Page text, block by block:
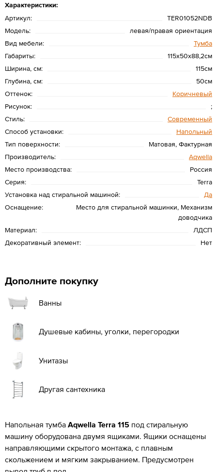
Характеристики:
Артикул:
TER01052NDB
Модель:
левая/правая ориентация
Вид мебели:
Тумба
Габариты:
115х50х88,2см
Ширина, см:
115см
Глубина, см:
50см
Оттенок:
Коричневый
Рисунок:
;
Стиль:
Современный
Способ установки:
Напольный
Тип поверхности:
Матовая, Фактурная
Производитель:
Aqwella
Место производства:
Россия
Серия:
Terra
Установка над стиральной машиной:
Да
Оснащение:
Место для стиральной машинки, Механизм
доводчика
Материал:
ЛДСП
Декоративный элемент:
Нет
Дополните покупку
Ванны
Душевые кабины, уголки, перегородки
Унитазы
Другая сантехника
Напольная тумба Aqwella Terra 115 под стиральную
машину оборудована двумя ящиками. Ящики оснащены
направляющими скрытого монтажа, с плавным
скольжением и мягким закрыванием. Предусмотрен